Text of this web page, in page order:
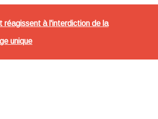
réagissent à l'interdiction de la
unique